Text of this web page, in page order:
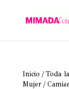
Inicio /Toda
Mujer/